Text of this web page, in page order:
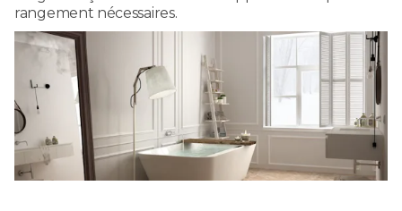
rangement nécessaires.